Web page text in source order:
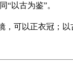
以古为鉴”。
可以正衣冠；以